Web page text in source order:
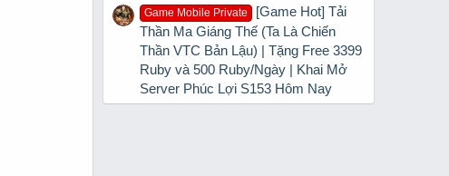
Game Mobile Private
[Game Hot] Tải
Thần Ma Giáng Thế (Ta Là Chiến
Thần VTC Bản Lậu) | Tặng Free 3399
Ruby và 500 Ruby/Ngày | Khai Mở
Server Phúc Lợi S153 Hôm Nay